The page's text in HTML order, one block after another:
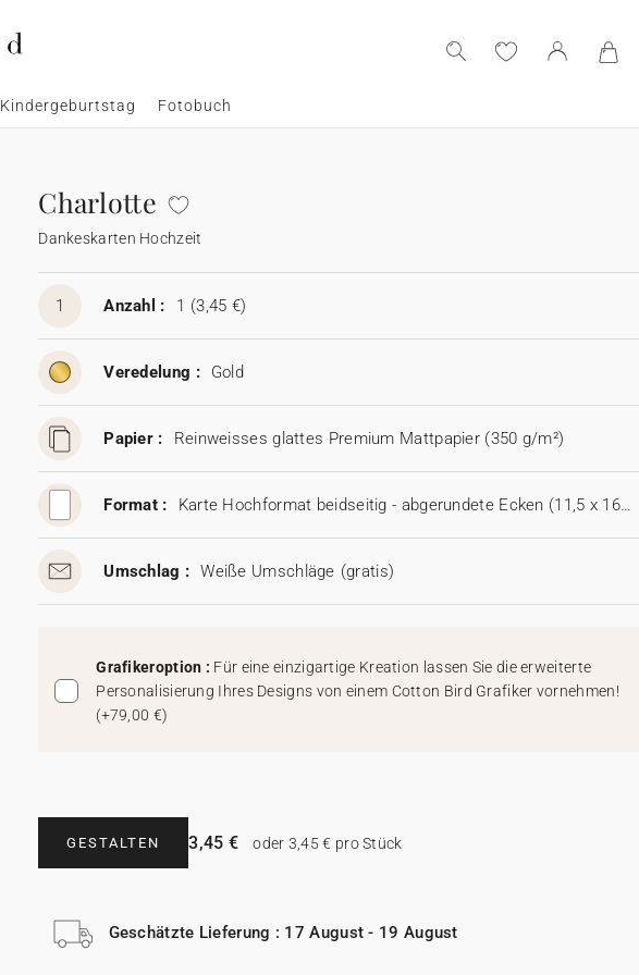
Kindergeburtstag Fotobuch
Charlotte
Dankeskarten Hochzeit
1 Anzahl : 1 (3,45 €)
Veredelung : Gold
Papier : Reinweisses glattes Premium Mattpapier (350 g/m²)
Format : Karte Hochformat beidseitig - abgerundete Ecken (11,5 x 16,7 cm)
Umschlag : Weiße Umschläge (gratis)
Grafikeroption : Für eine einzigartige Kreation lassen Sie die erweiterte
Personalisierung Ihres Designs von einem Cotton Bird Grafiker vornehmen!
(+79,00 €)
GESTALTEN 3,45 € oder 3,45 € pro Stück
Geschätzte Lieferung : 17 August - 19 August